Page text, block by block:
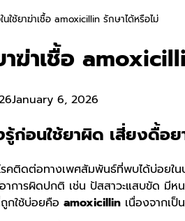
นใช้ยาฆ่าเชื้อ amoxicillin รักษาได้หรือไม่
ฆ่าเชื้อ
January 6, 2026
ก่อนใช้ยาผิด เสี่ยงดื้อย
รคติดต่อทางเพศสัมพันธ์ที่พบได้บ่อยใ
าการผิดปกติ เช่น ปัสสาวะแสบขัด มี
กใช้บ่อยคือ amoxicillin เนื่องจากเ